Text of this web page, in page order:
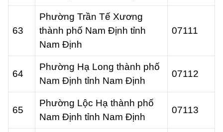
63
Phường Trần Tế Xương
thành phố Nam Định tỉnh
Nam Định
07111
64
Phường Hạ Long thành phố
Nam Định tỉnh Nam Định
07112
65
Phường Lộc Hạ thành phố
Nam Định tỉnh Nam Định
07113